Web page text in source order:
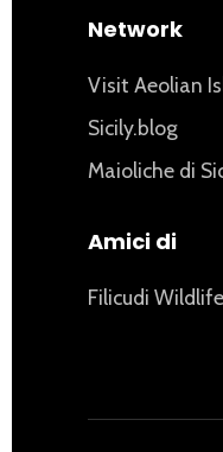
Network
Visit Aeolian
Sicily.blog
Maioliche di
Amici di
Filicudi